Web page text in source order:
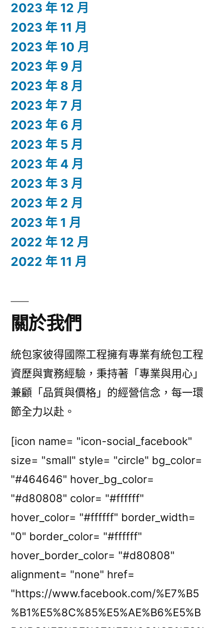
2023 年 12 月
2023 年 11 月
2023 年 10 月
2023 年 9 月
2023 年 8 月
2023 年 7 月
2023 年 6 月
2023 年 5 月
2023 年 4 月
2023 年 3 月
2023 年 2 月
2023 年 1 月
2022 年 12 月
2022 年 11 月
關於我們
統包家彼得國際工程擁有專業有統包工程
資歷與實務經驗，秉持著「專業與用心」
兼顧「品質與價格」的經營信念，每一環
節全力以赴。
[icon name= "icon-social_facebook"
size= "small" style= "circle" bg_color=
"#464646" hover_bg_color=
"#d80808" color= "#ffffff"
hover_color= "#ffffff" border_width=
"0" border_color= "#ffffff"
hover_border_color= "#d80808"
alignment= "none" href=
"https://www.facebook.com/%E7%B5
%B1%E5%8C%85%E5%AE%B6%E5%B